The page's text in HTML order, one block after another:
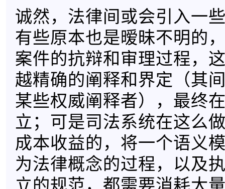
诚然，法律间或会引入一
有些原本也是暧昧不明的
案件的抗辩和审理过程，
越精确的阐释和界定（其
某些权威阐释者），最终
立；可是司法系统在这么
成本收益的，将一个语义
为法律概念的过程，以及